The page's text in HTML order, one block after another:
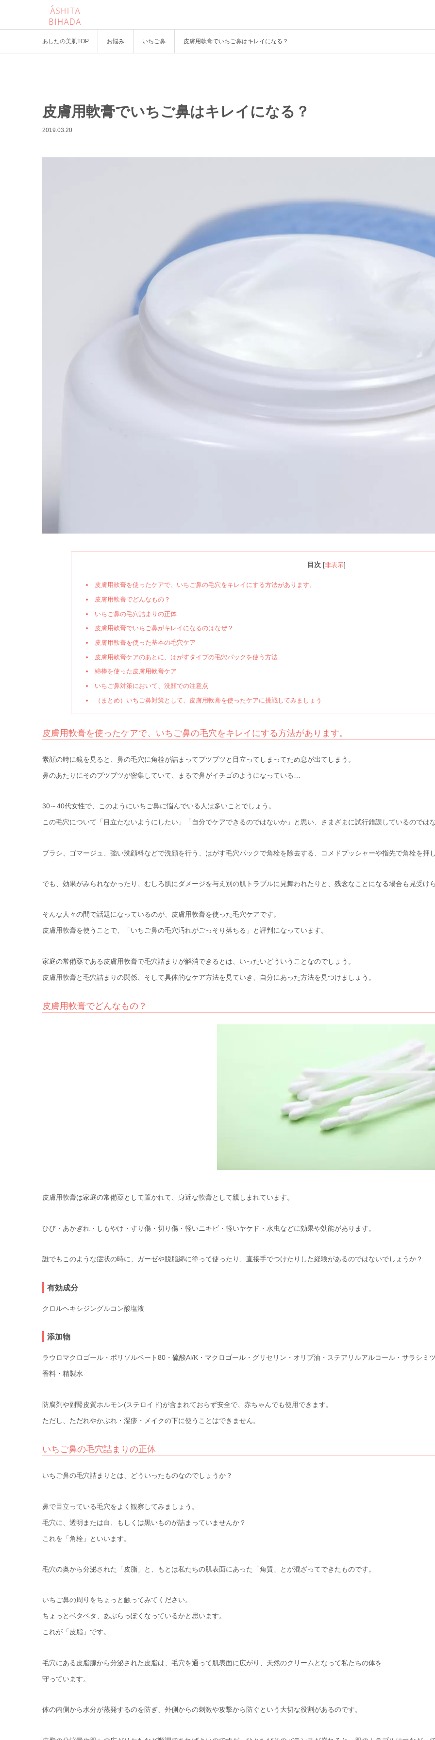
あしたの美肌TOP お悩み いちご鼻 皮膚用軟膏でいちご鼻はキレイになる？
皮膚用軟膏でいちご鼻はキレイになる？
2019.03.20
目次 非表示]
皮膚用軟膏を使ったケアで、いちご鼻の毛穴をキレイにする方法があります。
皮膚用軟膏でどんなもの？
いちご鼻の毛穴詰まりの正体
皮膚用軟膏でいちご鼻がキレイになるのはなぜ？
皮膚用軟膏を使った基本の毛穴ケア
皮膚用軟膏ケアのあとに、はがすタイプの毛穴パックを使う方法
綿棒を使った皮膚用軟膏ケア
いちご鼻対策において、洗顔での注意点
（まとめ）いちご鼻対策として、皮膚用軟膏を使ったケアに挑戦してみましょう
皮膚用軟膏を使ったケアで、いちご鼻の毛穴をキレイにする方法があります。
素顔の時に鏡を見ると、鼻の毛穴に角栓が詰まってブツブツと目立ってしまってため息が出てしまう。
鼻のあたりにそのブツブツが密集していて、まるで鼻がイチゴのようになっている…
30～40代女性で、このようにいちご鼻に悩んでいる人は多いことでしょう。
この毛穴について「目立たないようにしたい」「自分でケアできるのではないか」と思い、さまざまに試行錯誤しているのでは
ブラシ、ゴマージュ、強い洗顔料などで洗顔を行う、はがす毛穴パックで角栓を除去する、コメドプッシャーや指先で角栓を
でも、効果がみられなかったり、むしろ肌にダメージを与え別の肌トラブルに見舞われたりと、残念なことになる場合も見受けら
そんな人々の間で話題になっているのが、皮膚用軟膏を使った毛穴ケアです。
皮膚用軟膏を使うことで、「いちご鼻の毛穴汚れがごっそり落ちる」と評判になっています。
家庭の常備薬である皮膚用軟膏で毛穴詰まりが解消できるとは、いったいどういうことなのでしょう。
皮膚用軟膏と毛穴詰まりの関係、そして具体的なケア方法を見ていき、自分にあった方法を見つけましょう。
皮膚用軟膏でどんなもの？
皮膚用軟膏は家庭の常備薬として置かれて、身近な軟膏として親しまれています。
ひび・あかぎれ・しもやけ・すり傷・切り傷・軽いニキビ・軽いヤケド・水虫などに効果や効能があります。
誰でもこのような症状の時に、ガーゼや脱脂綿に塗って使ったり、直接手でつけたりした経験があるのではないでしょうか？
有効成分
クロルヘキシジングルコン酸塩液
添加物
ラウロマクロゴール・ポリソルベート80・硫酸Al/K・マクロゴール・グリセリン・オリブ油・ステアリルアルコール・サラシミ
香料・精製水
防腐剤や副腎皮質ホルモン(ステロイド)が含まれておらず安全で、赤ちゃんでも使用できます。
ただし、ただれやかぶれ・湿疹・メイクの下に使うことはできません。
いちご鼻の毛穴詰まりの正体
いちご鼻の毛穴詰まりとは、どういったものなのでしょうか？
鼻で目立っている毛穴をよく観察してみましょう。
毛穴に、透明または白、もしくは黒いものが詰まっていませんか？
これを「角栓」といいます。
毛穴の奥から分泌された「皮脂」と、もとは私たちの肌表面にあった「角質」とが混ざってできたものです。
いちご鼻の周りをちょっと触ってみてください。
ちょっとベタベタ、あぶらっぽくなっているかと思います。
これが「皮脂」です。
毛穴にある皮脂腺から分泌された皮脂は、毛穴を通って肌表面に広がり、天然のクリームとなって私たちの体を
守っています。
体の内側から水分が蒸発するのを防ぎ、外側からの刺激や攻撃から防ぐという大切な役割があるのです。